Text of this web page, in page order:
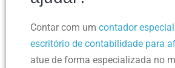
Contar com um contador
escritório de contabilidade para
atue de forma especializada no